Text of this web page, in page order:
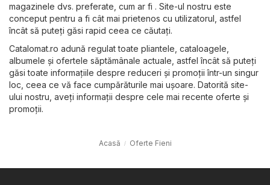
magazinele dvs. preferate, cum ar fi . Site-ul nostru este
conceput pentru a fi cât mai prietenos cu utilizatorul, astfel
încât să puteți găsi rapid ceea ce căutați.
Catalomat.ro adună regulat toate pliantele, cataloagele,
albumele și ofertele săptămânale actuale, astfel încât să puteți
găsi toate informațiile despre reduceri și promoții într-un singur
loc, ceea ce vă face cumpărăturile mai ușoare. Datorită site-
ului nostru, aveți informații despre cele mai recente oferte și
promoții.
Acasă Oferte Fieni